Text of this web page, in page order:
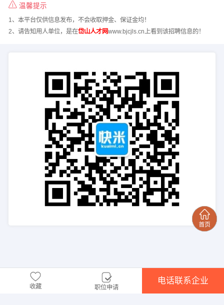
温馨提示
1、本平台仅供信息发布，不会收取押金、保证金均！
2、请告知用人单位，是在岱山人才网www.bjcjls.cn上看到该招聘信息的！
收藏 职位申请
电话联系企业